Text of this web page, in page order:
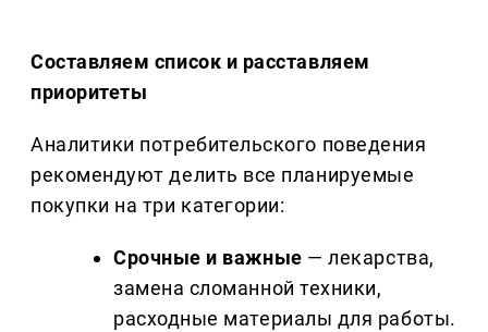
Составляем список и расставляем
приоритеты
Аналитики потребительского поведения
рекомендуют делить все планируемые
покупки на три категории:
Срочные и важные — лекарства,
замена сломанной техники,
расходные материалы для работы.